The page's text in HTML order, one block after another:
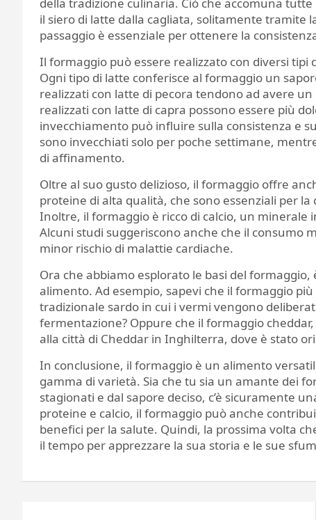
il siero di latte dalla cagliata, solitamente tramite
passaggio è essenziale per ottenere la
Il formaggio può essere realizzato con diversi
Ogni tipo di latte conferisce al formaggio un
realizzati con latte di pecora tendono ad avere
realizzati con latte di capra possono essere più
invecchiamento può influire sulla consistenza e
sono invecchiati solo per poche settimane,
di affinamento.
Oltre al suo gusto delizioso, il formaggio offre
proteine di alta qualità, che sono essenziali per
Inoltre, il formaggio è ricco di calcio, un minerale
Alcuni studi suggeriscono anche che il consumo
minor rischio di malattie cardiache.
Ora che abbiamo esplorato le basi del
alimento. Ad esempio, sapevi che il formaggio
tradizionale sardo in cui i vermi vengono
fermentazione? Oppure che il formaggio
alla città di Cheddar in Inghilterra, dove è stato
In conclusione, il formaggio è un alimento
gamma di varietà. Sia che tu sia un amante dei
stagionati e dal sapore deciso, c’è sicuramente
proteine e calcio, il formaggio può anche
benefici per la salute. Quindi, la prossima volta
il tempo per apprezzare la sua storia e le sue